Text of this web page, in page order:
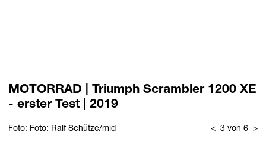
MOTORRAD | Triumph Scrambler 1200 XE
- erster Test | 2019
Foto: Foto: Ralf Schütze/mid < 3 von 6 >